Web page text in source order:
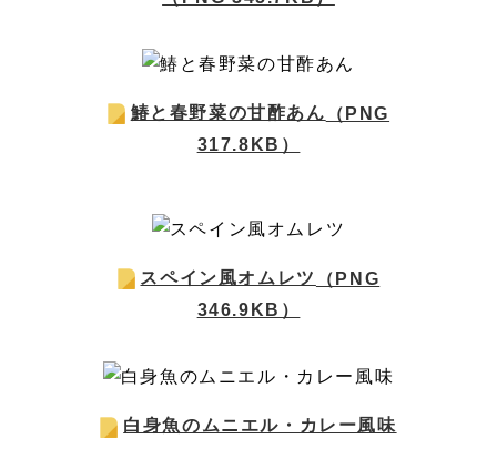
鰆と春野菜の甘酢あん （PNG
317.8KB）
スペイン風オムレツ
（PNG
346.9KB）
白身魚のムニエル・カレー風味